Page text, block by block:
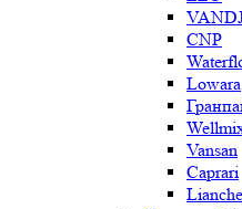
CNP
Lowara
Vansan
Caprari